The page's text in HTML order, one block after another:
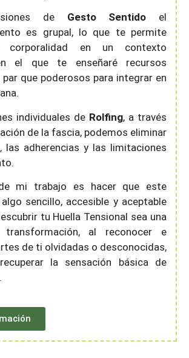
de Gesto Sentido el
es grupal, lo que te permite
corporalidad en un contexto
el que te enseñaré recursos
que poderosos para integrar en
individuales de Rolfing, a través
de la fascia, podemos eliminar
las adherencias y las limitaciones
mi trabajo es hacer que este
sencillo, accesible y aceptable
tu Huella Tensional sea una
al reconocer e
de ti olvidadas o desconocidas,
la sensación básica de